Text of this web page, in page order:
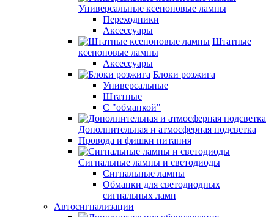
Универсальные ксеноновые лампы
Переходники
Аксессуары
Штатные
ксеноновые лампы
Аксессуары
Блоки розжига
Универсальные
Штатные
С "обманкой"
Дополнительная и атмосферная подсветка
Провода и фишки питания
Cигнальные лампы и светодиоды
Сигнальные лампы
Обманки для светодиодных
сигнальных ламп
Автосигнализации